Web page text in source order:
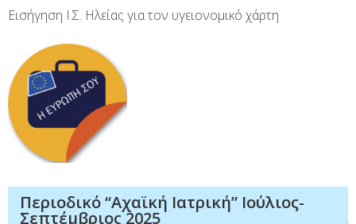
Εισήγηση Ι.Σ. Ηλείας για τον υγειονομικό χάρτη
Περιοδικό “Αχαϊκή Ιατρική” Ιούλιος-
Σεπτέμβριος 2025